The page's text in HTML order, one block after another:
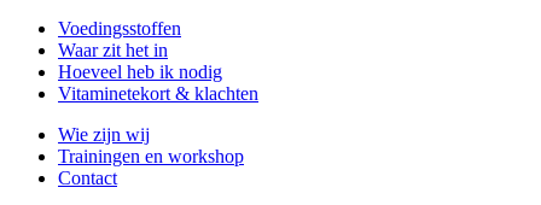
Voedingsstoffen
Waar zit het in
Hoeveel heb ik nodig
Vitaminetekort & klachten
Wie zijn wij
Trainingen en workshop
Contact